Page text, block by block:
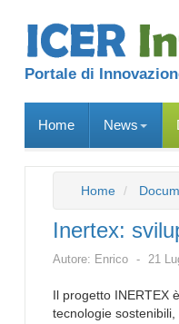
Portale di
Home News
Home
Inertex:
Autore: Enrico 21
Il progetto INERTEX
tecnologie